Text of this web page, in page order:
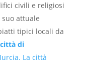
civili e religiosi
attuale
tipici locali da
di
La città